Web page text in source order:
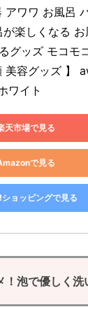
アワワ お風呂
楽しくなる お
グッズ モコモ
美容グッズ 】
ワイト
天市場で見る
で見る
ョッピングで見る
！泡で優しく洗